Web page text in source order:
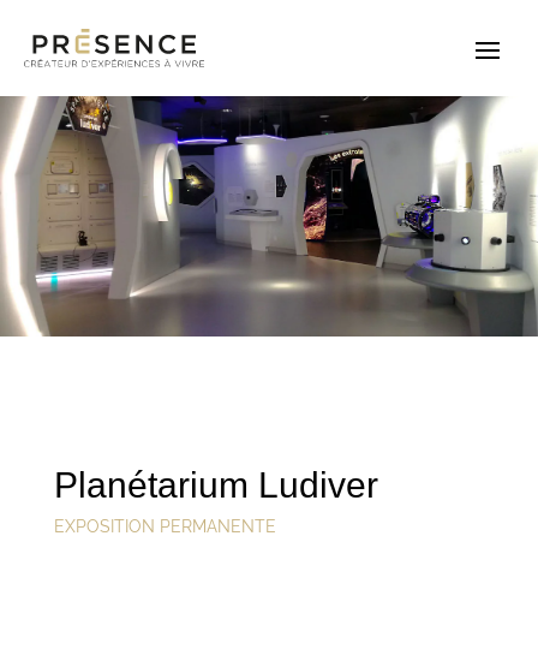
Planétarium Ludiver
EXPOSITION PERMANENTE